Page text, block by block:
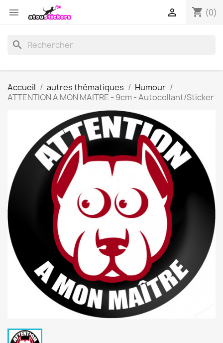
 shopping_cart (0)

search
Accueil autres thématiques
Humour
ATTENTION A MON MAITRE - 9cm - Autocollant/Sticker